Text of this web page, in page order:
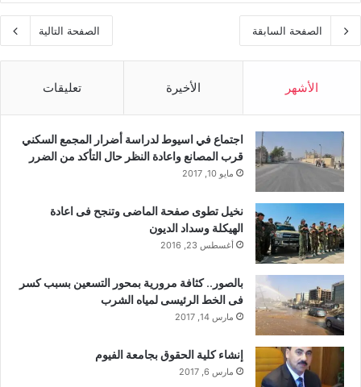
الصفحة السابقة الصفحة التالية
الأشهر الأخيرة تعليقات
اجتماع في اسيوط لدراسة أضرار المجمع السكني
قرب المصانع واعادة النظر حال التأكد من الضرر
مايو 10, 2017
نخيل تطوى صفحة الماضى وتنجح فى اعادة
الهيكلة وسداد الديون
أغسطس 23, 2016
بالصور.. كثافة مرورية بمحور التسعين بسبب كسر
فى الخط الرئيسى لمياه الشرب
مارس 14, 2017
إنشاء كلية الحقوق بجامعة الفيوم
مارس 6, 2017